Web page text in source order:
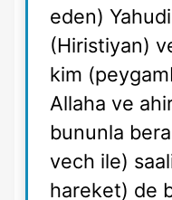
eden)
(Hiristiyan)
kim
Allaha ve
bununla
vech ile)
hareket) de